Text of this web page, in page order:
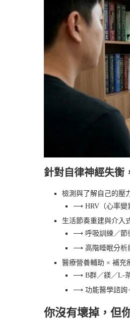
針對自律神經失衡
檢測與了解自己的壓
⟶ HRV（心率變
生活節奏重建與介入
⟶ 呼吸訓練／節
⟶ 高階睡眠分析
醫療營養輔助 × 補充
⟶ B群／鎂／L-茶
⟶ 功能醫學諮詢
你沒有壞掉，但